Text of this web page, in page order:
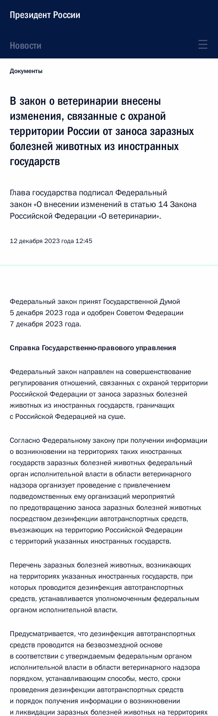
Президент России
Новости
Документы
В закон о ветеринарии внесены
изменения, связанные с охраной
территории России от заноса заразных
болезней животных из иностранных
государств
Глава государства подписал Федеральный
закон «О внесении изменений в статью 14 Закона
Российской Федерации «О ветеринарии».
12 декабря 2023 года 12:45
Федеральный закон принят Государственной Думой
5 декабря 2023 года и одобрен Советом Федерации
7 декабря 2023 года.
Справка Государственно-правового управления
Федеральный закон направлен на совершенствование
регулирования отношений, связанных с охраной территории
Российской Федерации от заноса заразных болезней
животных из иностранных государств, граничащих
с Российской Федерацией на суше.
Согласно Федеральному закону при получении информации
о возникновении на территориях таких иностранных
государств заразных болезней животных федеральный
орган исполнительной власти в области ветеринарного
надзора организует проведение с привлечением
подведомственных ему организаций мероприятий
по предотвращению заноса заразных болезней животных
посредством дезинфекции автотранспортных средств,
въезжающих на территорию Российской Федерации
с территорий указанных иностранных государств.
Перечень заразных болезней животных, возникающих
на территориях указанных иностранных государств, при
которых проводится дезинфекция автотранспортных
средств, устанавливается уполномоченным федеральным
органом исполнительной власти.
Предусматривается, что дезинфекция автотранспортных
средств проводится на безвозмездной основе
в соответствии с утверждаемым федеральным органом
исполнительной власти в области ветеринарного надзора
порядком, устанавливающим способы, место, сроки
проведения дезинфекции автотранспортных средств
и порядок получения информации о возникновении
и ликвидации заразных болезней животных на территориях